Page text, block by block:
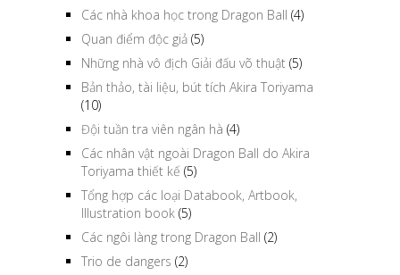
Các nhà khoa học trong Dragon Ball (4)
Quan điểm độc giả (5)
Những nhà vô địch Giải đấu võ thuật (5)
Bản thảo, tài liệu, bút tích Akira Toriyama
(10)
Đội tuần tra viên ngân hà (4)
Các nhân vật ngoài Dragon Ball do Akira
Toriyama thiết kế (5)
Tổng hợp các loại Databook, Artbook,
Illustration book (5)
Các ngôi làng trong Dragon Ball (2)
Trio de dangers (2)